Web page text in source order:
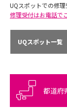
UQスポットでの修理
修理受付はお電話で
UQスポット一覧
都道府